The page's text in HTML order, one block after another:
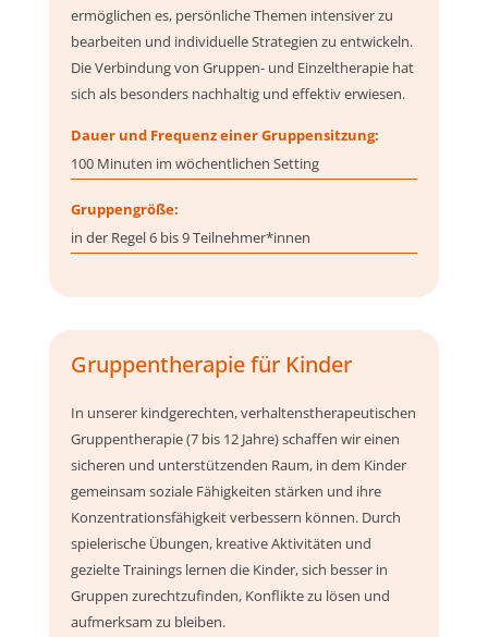
ermöglichen es, persönliche Themen intensiver zu
bearbeiten und individuelle Strategien zu entwickeln.
Die Verbindung von Gruppen- und Einzeltherapie hat
sich als besonders nachhaltig und effektiv erwiesen.
Dauer und Frequenz einer Gruppensitzung:
100 Minuten im wöchentlichen Setting
Gruppengröße:
in der Regel 6 bis 9 Teilnehmer*innen
Gruppentherapie für Kinder
In unserer kindgerechten, verhaltenstherapeutischen
Gruppentherapie (7 bis 12 Jahre) schaffen wir einen
sicheren und unterstützenden Raum, in dem Kinder
gemeinsam soziale Fähigkeiten stärken und ihre
Konzentrationsfähigkeit verbessern können. Durch
spielerische Übungen, kreative Aktivitäten und
gezielte Trainings lernen die Kinder, sich besser in
Gruppen zurechtzufinden, Konflikte zu lösen und
aufmerksam zu bleiben.